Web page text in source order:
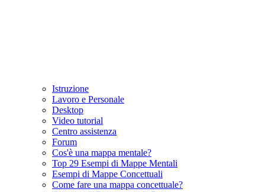
Istruzione
Lavoro e Personale
Desktop
Video tutorial
Centro assistenza
Forum
Cos'è una mappa mentale?
Top 29 Esempi di Mappe Mentali
Esempi di Mappe Concettuali
Come fare una mappa concettuale?